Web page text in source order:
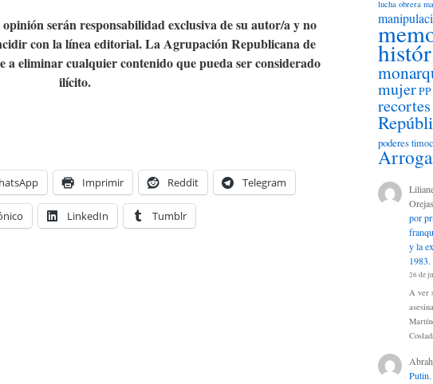
serán responsabilidad exclusiva de su autor/a y no
con la línea editorial. La Agrupación Republicana de
a eliminar cualquier contenido que pueda ser considerado
ilícito.
Imprimir Reddit Telegram
LinkedIn Tumblr
lucha obrera
mujer
recortes
poderes
por
y la
1983.
26 de
A ver